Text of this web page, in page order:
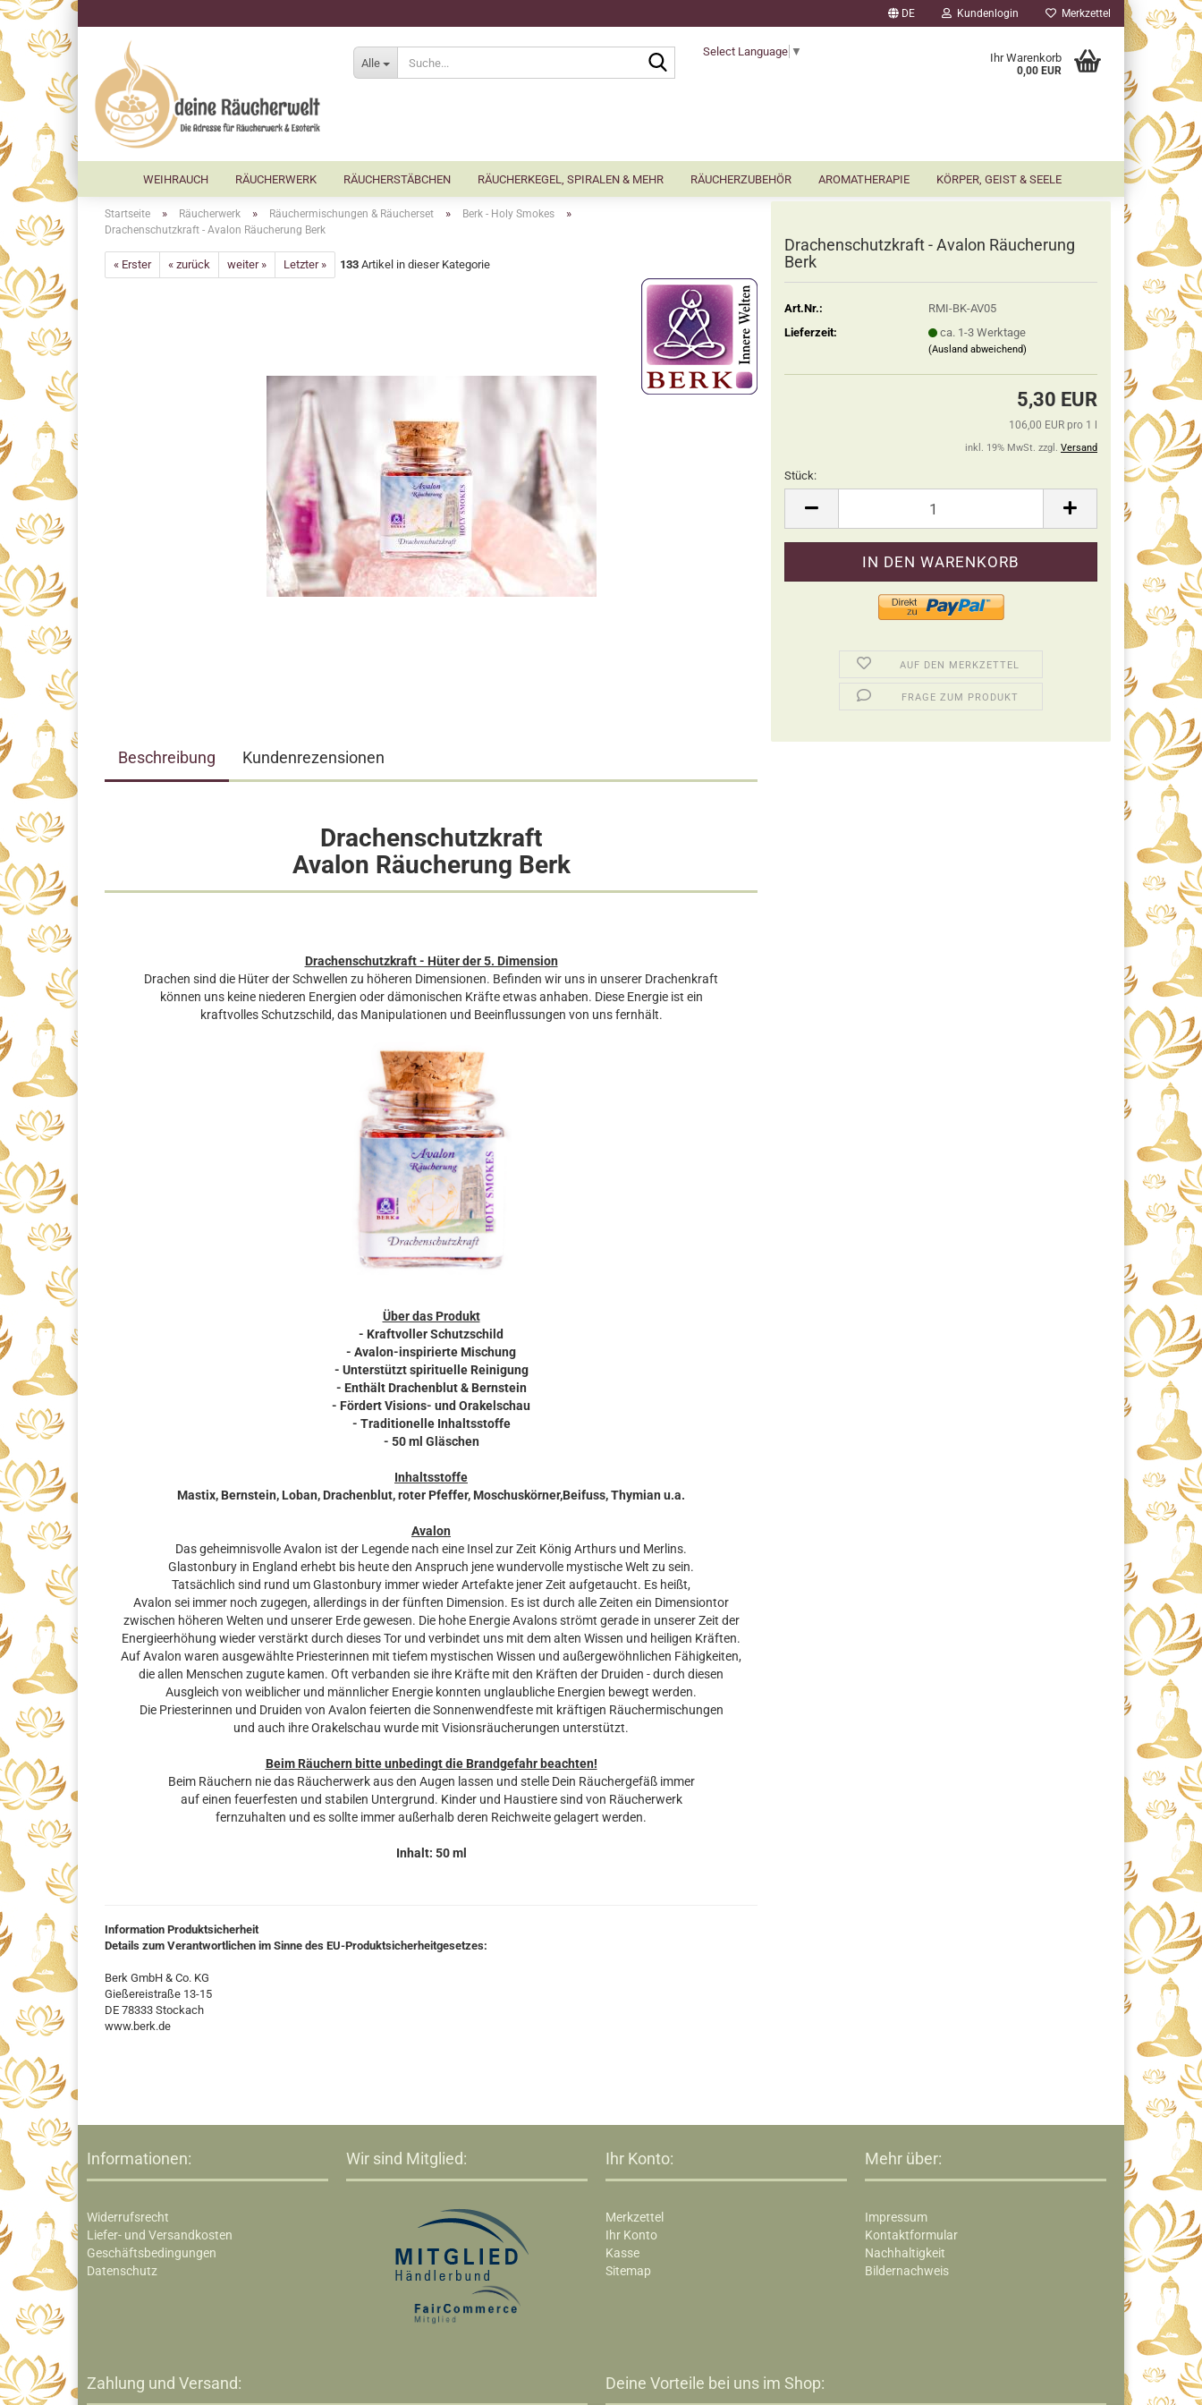
DE Kundenlogin Merkzettel
Alle
Suche...Select Language ▼ Ihr Warenkorb
0,00 EUR
WEIHRAUCH RÄUCHERWERK RÄUCHERSTÄBCHEN RÄUCHERKEGEL, SPIRALEN & MEHR RÄUCHERZUBEHÖR AROMATHERAPIE KÖRPER, GEIST & SEELE
Startseite » Räucherwerk » Räuchermischungen & Räucherset » Berk - Holy Smokes »
Drachenschutzkraft - Avalon Räucherung Berk
« Erster « zurück weiter » Letzter » 133 Artikel in dieser Kategorie
Drachenschutzkraft - Avalon Räucherung
Berk
Art.Nr.:
RMI-BK-AV05
Lieferzeit:
ca. 1-3 Werktage
(Ausland abweichend)
5,30 EUR
106,00 EUR pro 1 l
inkl. 19% MwSt. zzgl. Versand
Stück:
Stück
AUF DEN MERKZETTEL
FRAGE ZUM PRODUKT
Beschreibung Kundenrezensionen
Drachenschutzkraft
Avalon Räucherung Berk
Drachenschutzkraft - Hüter der 5. Dimension
Drachen sind die Hüter der Schwellen zu höheren Dimensionen. Befinden wir uns in unserer Drachenkraft
können uns keine niederen Energien oder dämonischen Kräfte etwas anhaben. Diese Energie ist ein
kraftvolles Schutzschild, das Manipulationen und Beeinflussungen von uns fernhält.
Über das Produkt
- Kraftvoller Schutzschild
- Avalon-inspirierte Mischung
- Unterstützt spirituelle Reinigung
- Enthält Drachenblut & Bernstein
- Fördert Visions- und Orakelschau
- Traditionelle Inhaltsstoffe
- 50 ml Gläschen
Inhaltsstoffe
Mastix, Bernstein, Loban, Drachenblut, roter Pfeffer, Moschuskörner,Beifuss, Thymian u.a.
Avalon
Das geheimnisvolle Avalon ist der Legende nach eine Insel zur Zeit König Arthurs und Merlins.
Glastonbury in England erhebt bis heute den Anspruch jene wundervolle mystische Welt zu sein.
Tatsächlich sind rund um Glastonbury immer wieder Artefakte jener Zeit aufgetaucht. Es heißt,
Avalon sei immer noch zugegen, allerdings in der fünften Dimension. Es ist durch alle Zeiten ein Dimensiontor
zwischen höheren Welten und unserer Erde gewesen. Die hohe Energie Avalons strömt gerade in unserer Zeit der
Energieerhöhung wieder verstärkt durch dieses Tor und verbindet uns mit dem alten Wissen und heiligen Kräften.
Auf Avalon waren ausgewählte Priesterinnen mit tiefem mystischen Wissen und außergewöhnlichen Fähigkeiten,
die allen Menschen zugute kamen. Oft verbanden sie ihre Kräfte mit den Kräften der Druiden - durch diesen
Ausgleich von weiblicher und männlicher Energie konnten unglaubliche Energien bewegt werden.
Die Priesterinnen und Druiden von Avalon feierten die Sonnenwendfeste mit kräftigen Räuchermischungen
und auch ihre Orakelschau wurde mit Visionsräucherungen unterstützt.
Beim Räuchern bitte unbedingt die Brandgefahr beachten!
Beim Räuchern nie das Räucherwerk aus den Augen lassen und stelle Dein Räuchergefäß immer
auf einen feuerfesten und stabilen Untergrund. Kinder und Haustiere sind von Räucherwerk
fernzuhalten und es sollte immer außerhalb deren Reichweite gelagert werden.
Inhalt: 50 ml
Information Produktsicherheit
Details zum Verantwortlichen im Sinne des EU-Produktsicherheitgesetzes:
Berk GmbH & Co. KG
Gießereistraße 13-15
DE 78333 Stockach
www.berk.de
Informationen:
Widerrufsrecht
Liefer- und Versandkosten
Geschäftsbedingungen
Datenschutz
Wir sind Mitglied: Ihr Konto:
Merkzettel
Ihr Konto
Kasse
Sitemap
Mehr über:
Impressum
Kontaktformular
Nachhaltigkeit
Bildernachweis
Zahlung und Versand: Deine Vorteile bei uns im Shop:​